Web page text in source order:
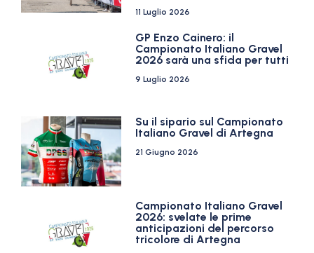
11 Luglio 2026
GP Enzo Cainero: il
Campionato Italiano Gravel
2026 sarà una sfida per tutti
9 Luglio 2026
Su il sipario sul Campionato
Italiano Gravel di Artegna
21 Giugno 2026
Campionato Italiano Gravel
2026: svelate le prime
anticipazioni del percorso
tricolore di Artegna